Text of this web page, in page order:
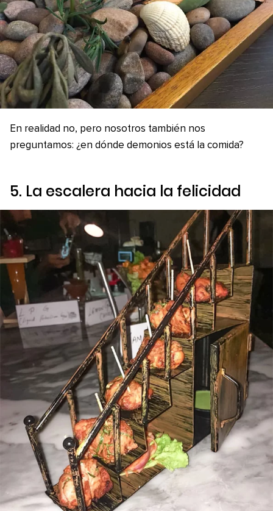
En realidad no, pero nosotros también nos
preguntamos: ¿en dónde demonios está la comida?
5. La escalera hacia la felicidad